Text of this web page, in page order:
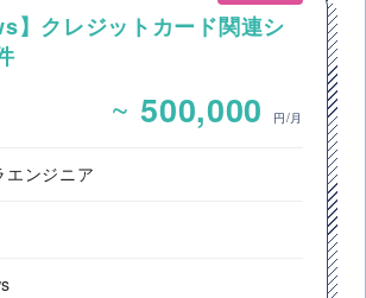
】クレジットカード関連シ
~ 500,000 円/月
エンジニア